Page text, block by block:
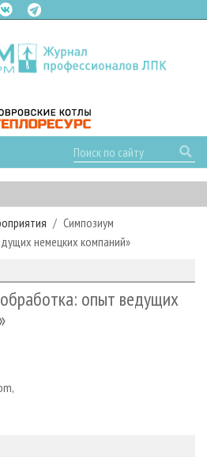
ПЛИТ
Симпозиум
немецких компаний»
опыт ведущих